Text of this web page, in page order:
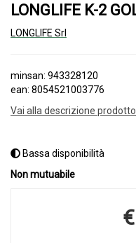
LONGLIFE K-2
LONGLIFE Srl
minsan: 943328120
ean: 8054521003776
Vai alla descrizione prodotto
Bassa disponibilità
Non mutuabile